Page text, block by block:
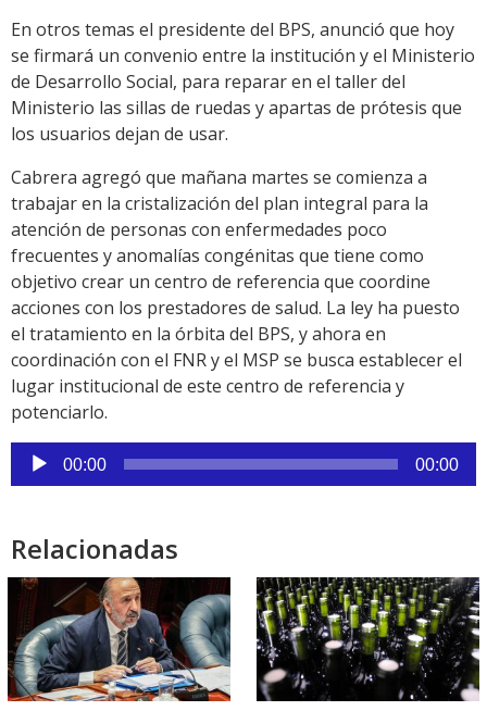
En otros temas el presidente del BPS, anunció que hoy
se firmará un convenio entre la institución y el Ministerio
de Desarrollo Social, para reparar en el taller del
Ministerio las sillas de ruedas y apartas de prótesis que
los usuarios dejan de usar.
Cabrera agregó que mañana martes se comienza a
trabajar en la cristalización del plan integral para la
atención de personas con enfermedades poco
frecuentes y anomalías congénitas que tiene como
objetivo crear un centro de referencia que coordine
acciones con los prestadores de salud. La ley ha puesto
el tratamiento en la órbita del BPS, y ahora en
coordinación con el FNR y el MSP se busca establecer el
lugar institucional de este centro de referencia y
potenciarlo.
Reproductor
de
00:00 00:00
Relacionadas